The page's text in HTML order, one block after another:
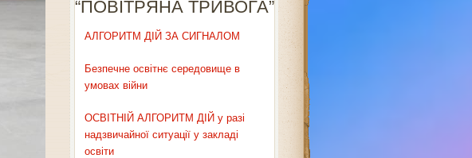
“ПОВІТРЯНА ТРИВОГА”
АЛГОРИТМ ДІЙ ЗА СИГНАЛОМ
Безпечне освітнє середовище в
умовах війни
ОСВІТНІЙ АЛГОРИТМ ДІЙ у разі
надзвичайної ситуації у закладі
освіти